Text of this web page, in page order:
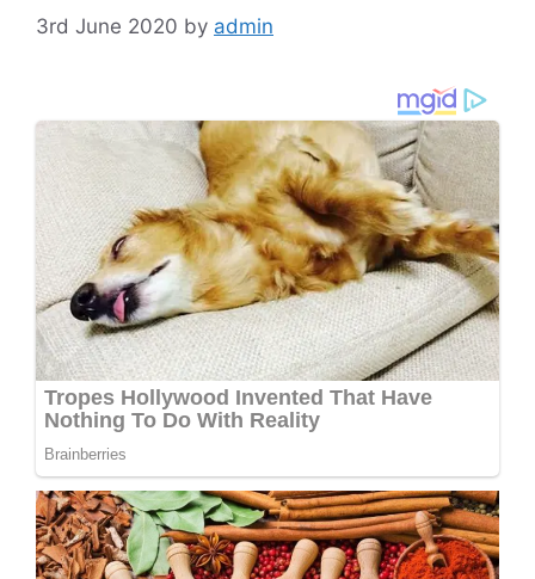
3rd June 2020 by admin